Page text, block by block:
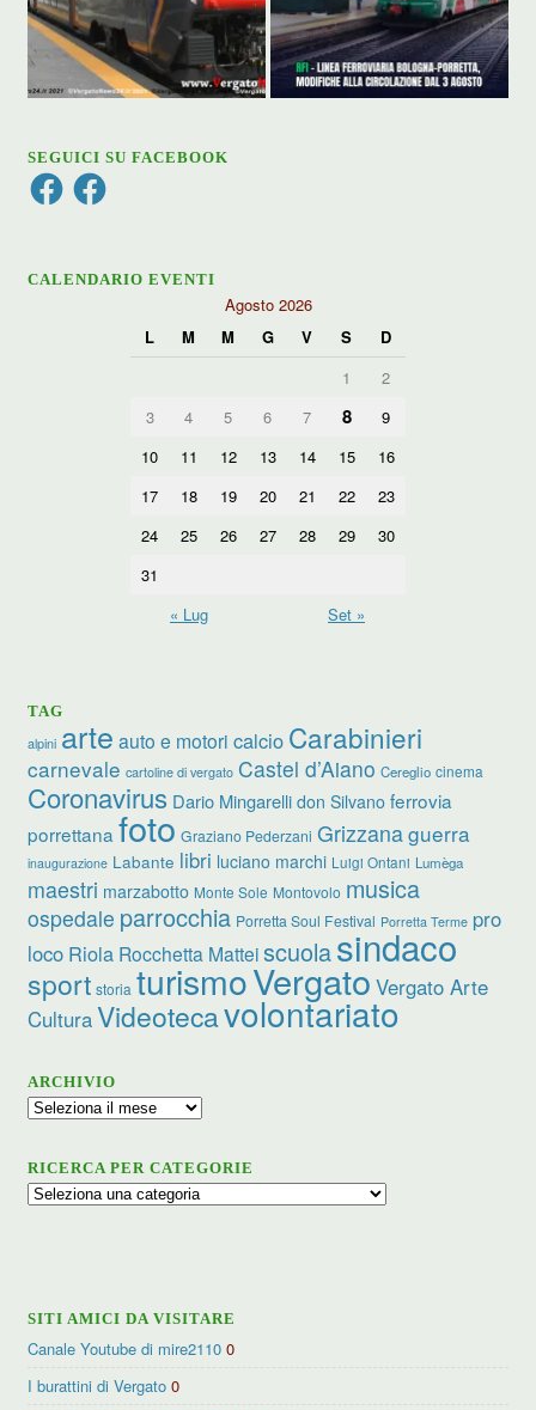
SEGUICI SU FACEBOOK
FacebookFacebook
CALENDARIO EVENTI
Agosto 2026
L
M M G V S
D
1
2
3
4 5 6 7 8
9
10
11 12 13 14 15
16
17
18 19 20 21 22
23
24
25 26 27 28 29
30
31
« Lug
Set »
TAG
alpini arte auto e motori calcio Carabinieri
carnevale cartoline di vergato Castel d’Aiano Cereglio cinema
Coronavirus Dario Mingarelli don Silvano ferrovia
porrettana foto Graziano Pederzani Grizzanaguerra
inaugurazione Labante libri luciano marchi Luigi Ontani Lumèga
maestri marzabotto Monte Sole Montovolo musica
ospedale parrocchia Porretta Soul Festival Porretta Terme pro
loco Riola Rocchetta Matteiscuolasindaco
sport storia turismoVergato Vergato Arte
CulturaVideotecavolontariato
ARCHIVIO
Archivio
RICERCA PER CATEGORIE
Ricerca
SITI AMICI DA VISITARE
Canale Youtube di mire2110 0
I burattini di Vergato 0